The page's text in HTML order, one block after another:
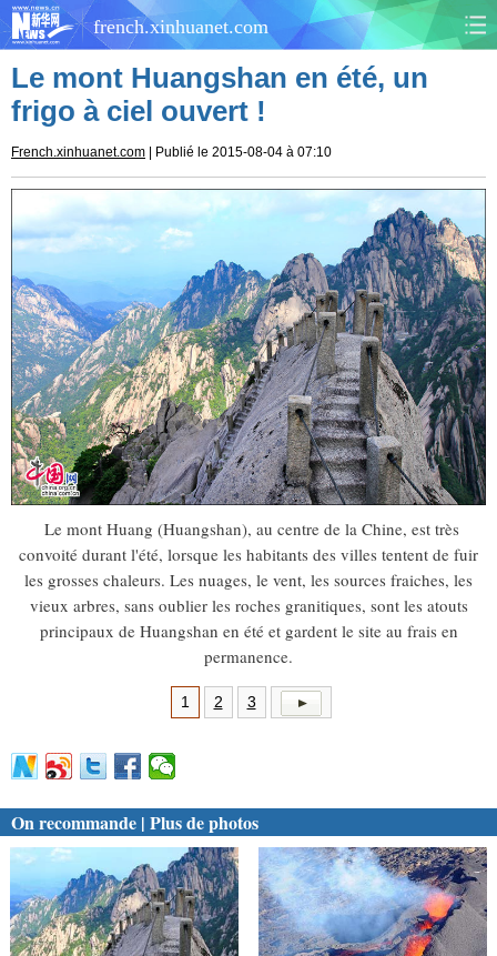
french.xinhuanet.com
CHINE MONDE
CULTURE SOCIÉTÉ
SANTÉ SPORTS
SCI&TECH PLANÈTE
TOURISME DOCUMENTS
DOSSIERS PHOTOS
VIDÉOS
Le mont Huangshan en été, un
frigo à ciel ouvert !
French.xinhuanet.com | Publié le 2015-08-04 à 07:10
Le mont Huang (Huangshan), au centre de la Chine, est très
convoité durant l'été, lorsque les habitants des villes tentent de fuir
les grosses chaleurs. Les nuages, le vent, les sources fraiches, les
vieux arbres, sans oublier les roches granitiques, sont les atouts
principaux de Huangshan en été et gardent le site au frais en
permanence.
1 2 3
On recommande | Plus de photos